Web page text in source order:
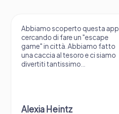
Abbiamo scoperto questa app
cercando di fare un "escape
game" in città. Abbiamo fatto
una caccia al tesoro e ci siamo
divertiti tantissimo...
Alexia Heintz